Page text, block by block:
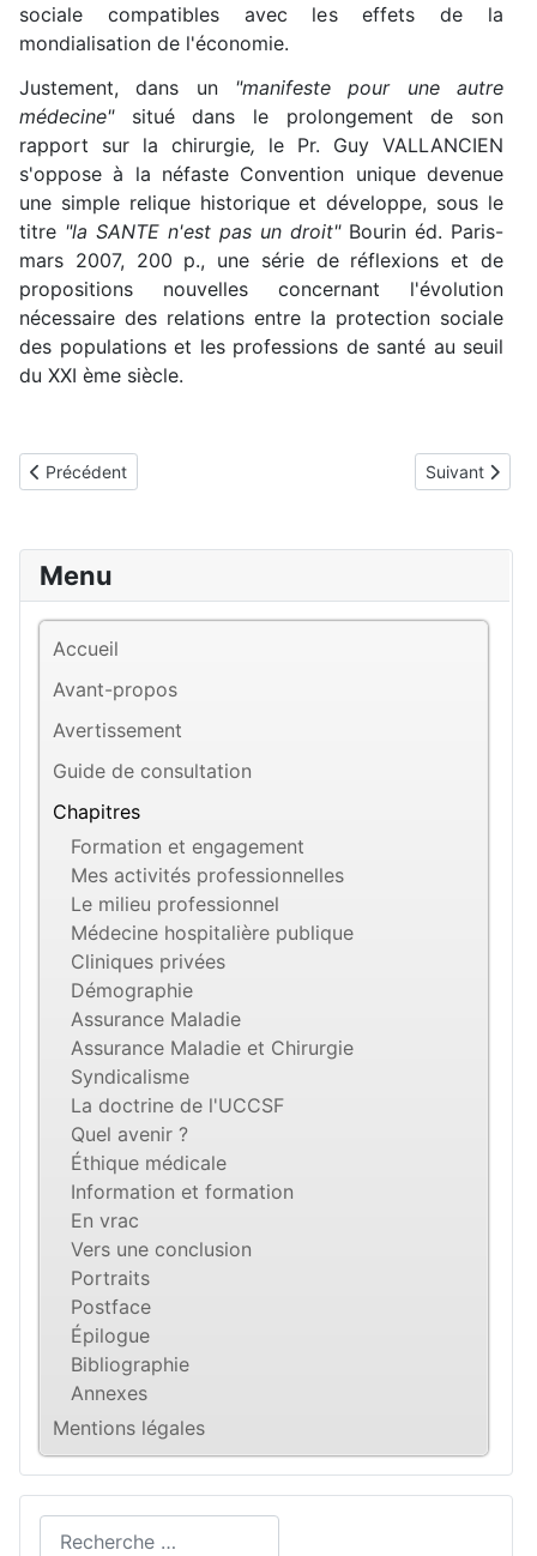
sociale compatibles avec les effets de la
mondialisation de l'économie.
Justement, dans un "manifeste pour une autre
médecine"situé dans le prolongement de son
rapport sur la chirurgie, le Pr. Guy VALLANCIEN
s'oppose à la néfaste Convention unique devenue
une simple relique historique et développe, sous le
titre "la SANTE n'est pas un droit" Bourin éd. Paris-
mars 2007, 200 p., une série de réflexions et de
propositions nouvelles concernant l'évolution
nécessaire des relations entre la protection sociale
des populations et les professions de santé au seuil
du XXI ème siècle.
Article précédent : La spécificité de la chirurgie
Précédent Article
Suivant
Menu
Accueil
Avant-propos
Avertissement
Guide de consultation
Chapitres
Formation et engagement
Mes activités professionnelles
Le milieu professionnel
Médecine hospitalière publique
Cliniques privées
Démographie
Assurance Maladie
Assurance Maladie et Chirurgie
Syndicalisme
La doctrine de l'UCCSF
Quel avenir ?
Éthique médicale
Information et formation
En vrac
Vers une conclusion
Portraits
Postface
Épilogue
Bibliographie
Annexes
Mentions légales